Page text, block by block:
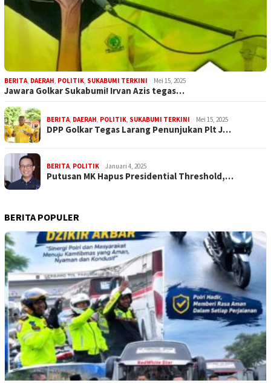
BERITA, DAERAH, POLITIK, SUKABUMI TERKINI Mei 15, 2025
Jawara Golkar Sukabumi! Irvan Azis tegas…
BERITA, DAERAH, POLITIK, SUKABUMI TERKINI Mei 15, 2025
DPP Golkar Tegas Larang Penunjukan Plt J…
BERITA, POLITIK Januari 4, 2025
Putusan MK Hapus Presidential Threshold,…
BERITA POPULER